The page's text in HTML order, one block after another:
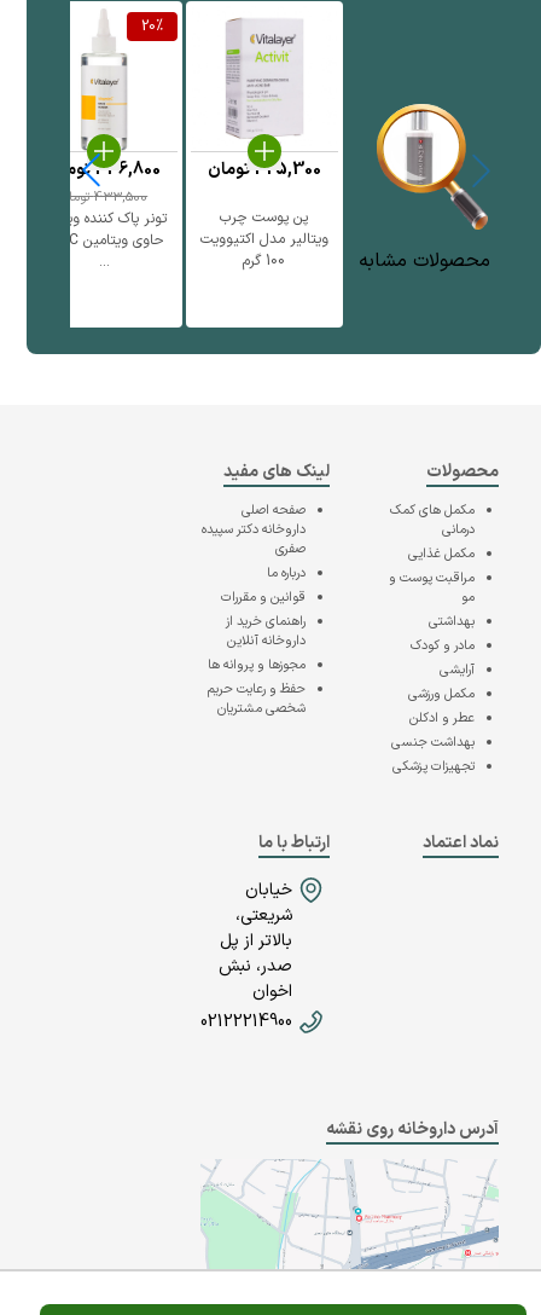
محصولات مشابه
پن پوست چرب
ویتالیر مدل اکتیوویت
100 گرم
325,300تومان
20%
تونر پاک کننده ویتالیر
...
433,500تومان
346,800تومان
محصولات
مکمل های کمک
درمانی
مکمل غذایی
مراقبت پوست و
مو
بهداشتی
مادر و کودک
آرایشی
مکمل ورزشی
عطر و ادکلن
بهداشت جنسی
تجهیزات پزشکی
لینک های مفید
صفحه اصلی
داروخانه دکتر سپیده
صفری
درباره ما
قوانین و مقررات
راهنمای خرید از
داروخانه آنلاین
مجوزها و پروانه ها
حفظ و رعایت حریم
شخصی مشتریان
نماد اعتماد
ارتباط با ما
خیابان
شریعتی،
بالاتر از پل
صدر، نبش
اخوان
02122214900
آدرس داروخانه روی نقشه